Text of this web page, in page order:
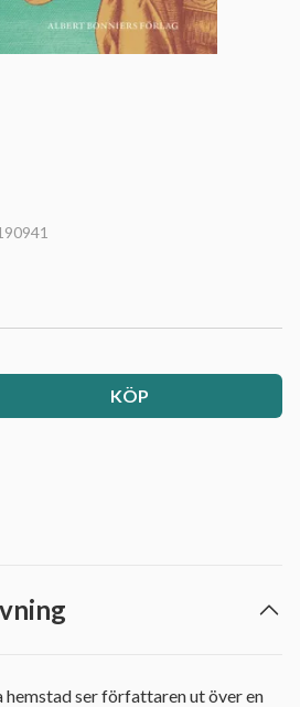
KÖP
hemstad ser författaren ut över en